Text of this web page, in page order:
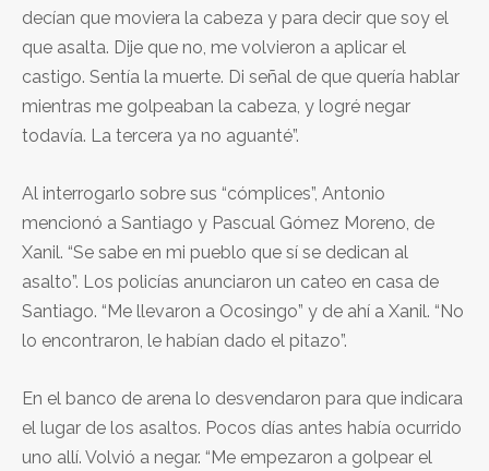
decían que moviera la cabeza y para decir que soy el
que asalta. Dije que no, me volvieron a aplicar el
castigo. Sentía la muerte. Di señal de que quería hablar
mientras me golpeaban la cabeza, y logré negar
todavía. La tercera ya no aguanté”.
Al interrogarlo sobre sus “cómplices”, Antonio
mencionó a Santiago y Pascual Gómez Moreno, de
Xanil. “Se sabe en mi pueblo que sí se dedican al
asalto”. Los policías anunciaron un cateo en casa de
Santiago. “Me llevaron a Ocosingo” y de ahí a Xanil. “No
lo encontraron, le habían dado el pitazo”.
En el banco de arena lo desvendaron para que indicara
el lugar de los asaltos. Pocos días antes había ocurrido
uno allí. Volvió a negar. “Me empezaron a golpear el